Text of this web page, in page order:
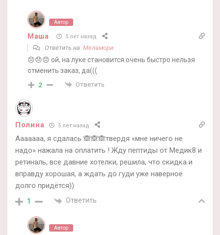
Автор
Маша 5 лет назад
Ответить на Меламори
😞😞😞 ой, на луке становится очень быстро нельзя
отменить заказ, да(((
2 Ответить
Полина 5 лет назад
Ааааааа, я сдалась 🙈🙈🙈твердя «мне ничего не
надо» нажала на оплатить ! Жду пептиды от Медик8 и
ретиналь, все давние хотелки, решила, что скидка и
вправду хорошая, а ждать до гуди уже наверное
долго придётся))
1 Ответить
Автор